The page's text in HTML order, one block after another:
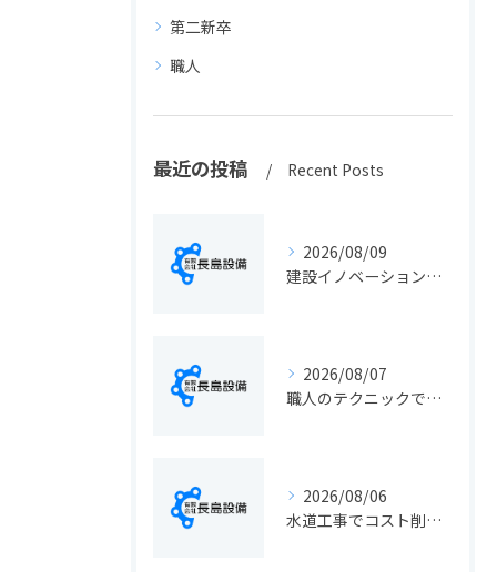
第二新卒
職人
最近の投稿 Recent Posts
2026/08/09
建設イノベーションの最新動向と実務に活きる導入ポイント総まとめ
2026/08/07
職人のテクニックで出会う静岡県静岡市の伝統工芸と学びの魅力徹底解説
2026/08/06
水道工事でコスト削減を実現する静岡県静岡市の手続きと費用見直しポイント